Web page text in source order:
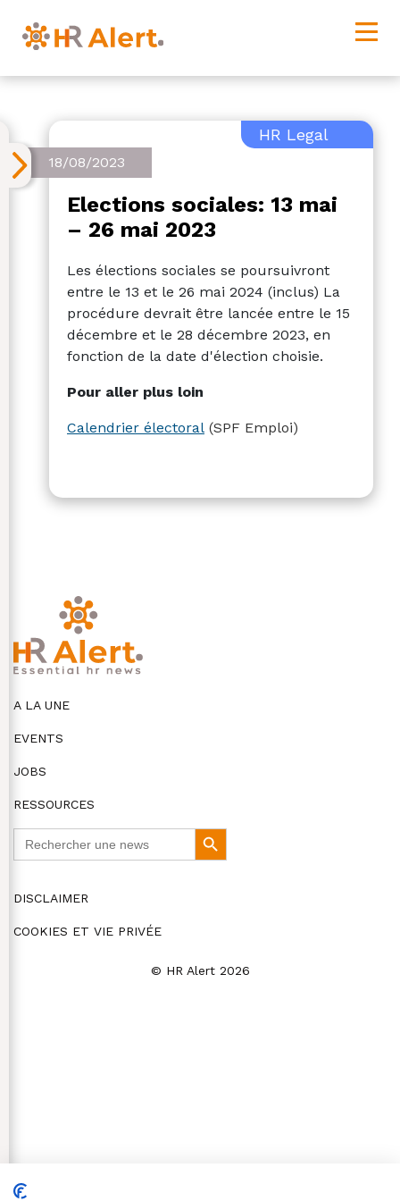
HR Legal
18/08/2023
Elections sociales: 13 mai
– 26 mai 2023
Les élections sociales se poursuivront
entre le 13 et le 26 mai 2024 (inclus) La
procédure devrait être lancée entre le 15
décembre et le 28 décembre 2023, en
fonction de la date d'élection choisie.
Pour aller plus loin
Calendrier électoral (SPF Emploi)
A LA UNE
EVENTS
JOBS
RESSOURCES
Search
Button
DISCLAIMER
COOKIES ET VIE PRIVÉE
© HR Alert 2026